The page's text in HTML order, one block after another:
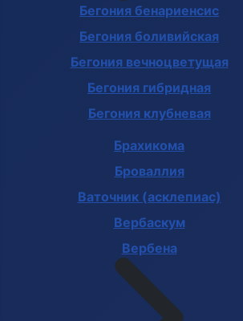
Бегония бенариенсис
Бегония боливийская
Бегония вечноцветущая
Бегония гибридная
Бегония клубневая
Брахикома
Броваллия
Ваточник (асклепиас)
Вербаскум
Вербена